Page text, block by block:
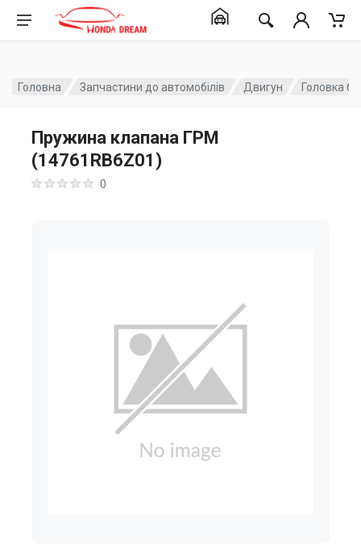
Головна Запчастини до автомобілів Двигун Головка
Пружина клапана ГРМ
(14761RB6Z01)
0